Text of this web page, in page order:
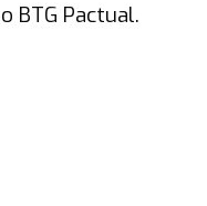
BTG Pactual.